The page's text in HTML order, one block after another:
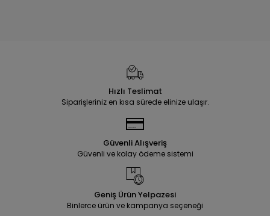
Hızlı Teslimat
Siparişleriniz en kısa sürede elinize ulaşır.
Güvenli Alışveriş
Güvenli ve kolay ödeme sistemi
Geniş Ürün Yelpazesi
Binlerce ürün ve kampanya seçeneği